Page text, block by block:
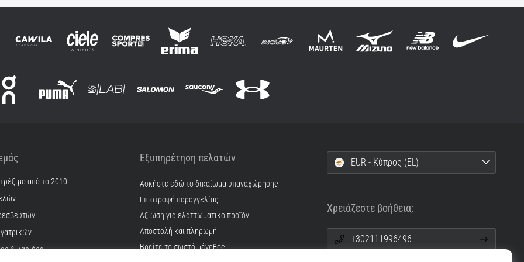
από το 2010
& καριέρα
Εξυπηρέτηση πελατών
Ασκήστε εδώ το δικαίωμα υπαναχώρησης
Επιστροφή παραγγελίας
Αξίωση για ελαττωματικό προϊόν
Αποστολή και πληρωμή
Βρείτε το σωστό μέγεθος
EUR - Κύπρος (EL)
Χρειάζεστε βοήθεια;
+302111996496